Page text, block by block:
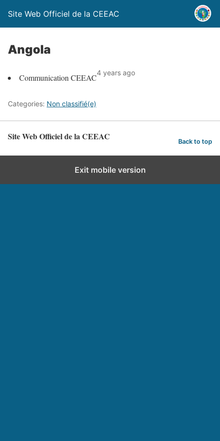
Site Web Officiel de la CEEAC
Angola
Communication CEEAC4 years ago
Categories: Non classifié(e)
Site Web Officiel de la CEEAC Back to top
Exit mobile version